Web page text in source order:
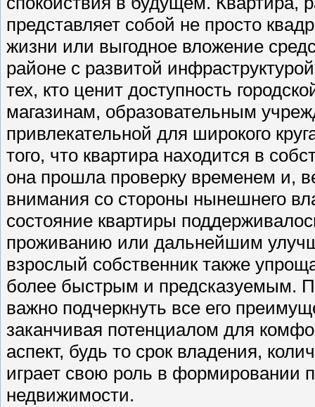
представляет собой не просто
жизни или выгодное вложение
районе с развитой
тех, кто ценит доступность
магазинам, образовательным
привлекательной для широкого
того, что квартира находится в
она прошла проверку временем и,
внимания со стороны нынешнего
состояние квартиры
проживанию или дальнейшим
взрослый собственник также
более быстрым и предсказуемым.
важно подчеркнуть все его
заканчивая потенциалом для
аспект, будь то срок владения,
играет свою роль в формировании
недвижимости.